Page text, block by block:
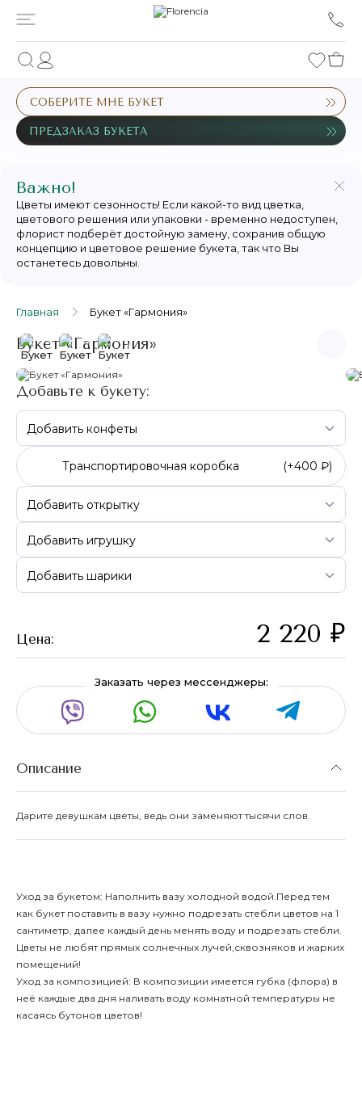
СОБЕРИТЕ МНЕ БУКЕТ
ПРЕДЗАКАЗ БУКЕТА
Главная Букет «Гармония»
Важно!
Цветы имеют сезонность! Если какой-то вид цветка,
цветового решения или упаковки - временно недоступен,
флорист подберёт достойную замену, сохранив общую
концепцию и цветовое решение букета, так что Вы
останетесь довольны.
Букет «Гармония»
Добавьте к букету:
Транспортировочная коробка (+400 ₽)
Цена: 2 220 ₽
Заказать через мессенджеры:
Описание
Дарите девушкам цветы, ведь они заменяют тысячи слов.
Уход за букетом: Наполнить вазу холодной водой.Перед тем
как букет поставить в вазу нужно подрезать стебли цветов на 1
сантиметр, далее каждый день менять воду и подрезать стебли.
Цветы не любят прямых солнечных лучей,сквозняков и жарких
помещений!
Уход за композицией: В композиции имеется губка (флора) в
неё каждые два дня наливать воду комнатной температуры не
касаясь бутонов цветов!